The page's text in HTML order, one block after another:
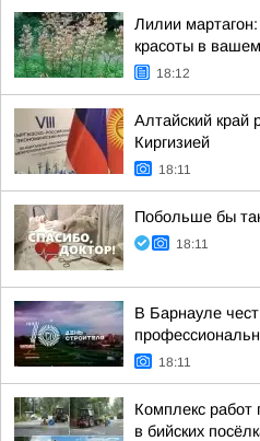
Лилии мартагон:
красоты в
18:12
Алтайский край
Киргизией
18:11
Побольше бы
18:11
В Барнауле
18:11
Комплекс работ
в бийских